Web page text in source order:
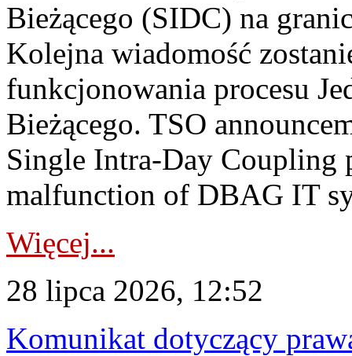
Bieżącego (SIDC) na
Kolejna wiadomość
funkcjonowania procesu
Bieżącego. TSO
Single Intra-Day Coupling
malfunction of DBAG IT
Więcej...
28 lipca 2026, 12:52
Komunikat dotyczący